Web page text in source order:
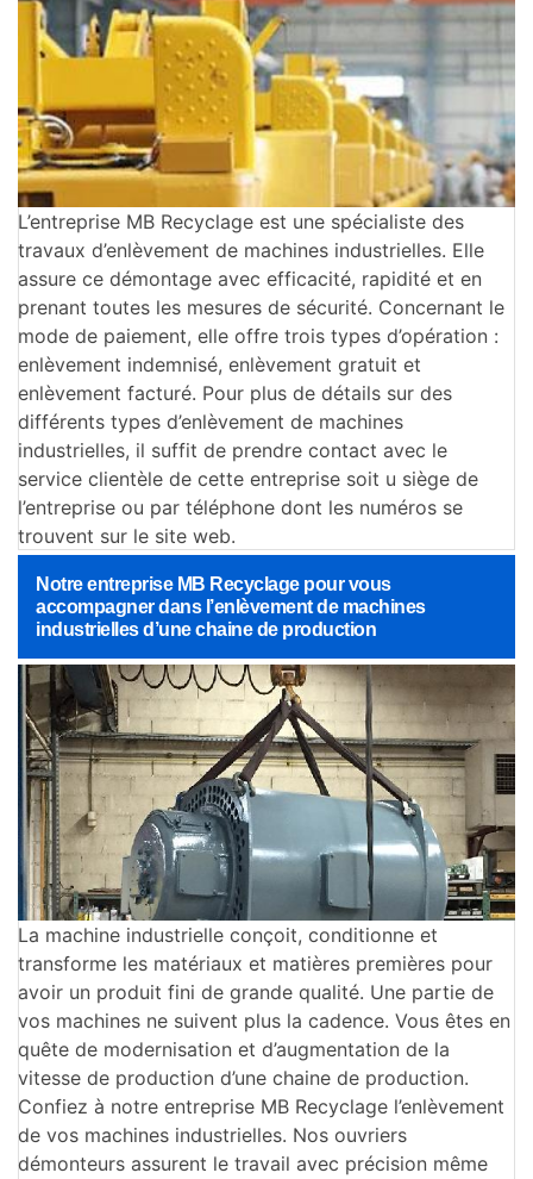
L’entreprise MB Recyclage est une spécialiste des
travaux d’enlèvement de machines industrielles. Elle
assure ce démontage avec efficacité, rapidité et en
prenant toutes les mesures de sécurité. Concernant le
mode de paiement, elle offre trois types d’opération :
enlèvement indemnisé, enlèvement gratuit et
enlèvement facturé. Pour plus de détails sur des
différents types d’enlèvement de machines
industrielles, il suffit de prendre contact avec le
service clientèle de cette entreprise soit u siège de
l’entreprise ou par téléphone dont les numéros se
trouvent sur le site web.
Notre entreprise MB Recyclage pour vous
accompagner dans l’enlèvement de machines
industrielles d’une chaine de production
La machine industrielle conçoit, conditionne et
transforme les matériaux et matières premières pour
avoir un produit fini de grande qualité. Une partie de
vos machines ne suivent plus la cadence. Vous êtes en
quête de modernisation et d’augmentation de la
vitesse de production d’une chaine de production.
Confiez à notre entreprise MB Recyclage l’enlèvement
de vos machines industrielles. Nos ouvriers
démonteurs assurent le travail avec précision même